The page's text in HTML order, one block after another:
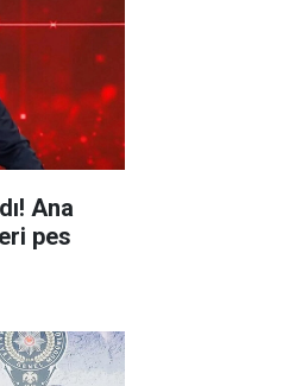
Ana
pes